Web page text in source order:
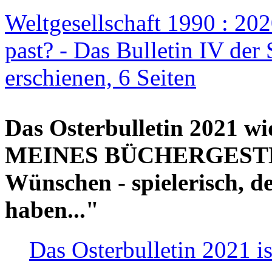
Weltgesellschaft 1990 :
past? - Das Bulletin IV der
erschienen, 6 Seiten
Das Osterbulletin 2021
MEINES
Wünschen - spielerisch,
haben..."
Das Osterbulletin 2021